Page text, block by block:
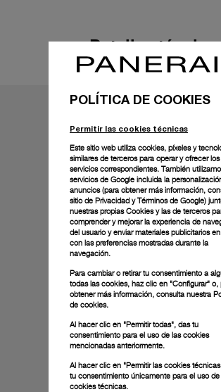
Detalles
POLÍTICA DE COOKIES
Permitir las cookies técnicas
Este sitio web utiliza cookies, píxeles y
similares de terceros para operar y ofrecer los
servicios correspondientes. También
servicios de Google incluida la
anuncios (para obtener más información,
sitio de Privacidad y Términos de Google)
nuestras propias Cookies y las de terceros
comprender y mejorar la experiencia de
del usuario y enviar materiales publicitarios
con las preferencias mostradas durante la
navegación.
Para cambiar o retirar tu consentimiento a
todas las cookies, haz clic en "Configurar" o,
obtener más información, consulta nuestra
de cookies.
Al hacer clic en "Permitir todas", das tu
consentimiento para el uso de las cookies
mencionadas anteriormente.
Al hacer clic en "Permitir las cookies
tu consentimiento únicamente para el uso de
cookies técnicas.